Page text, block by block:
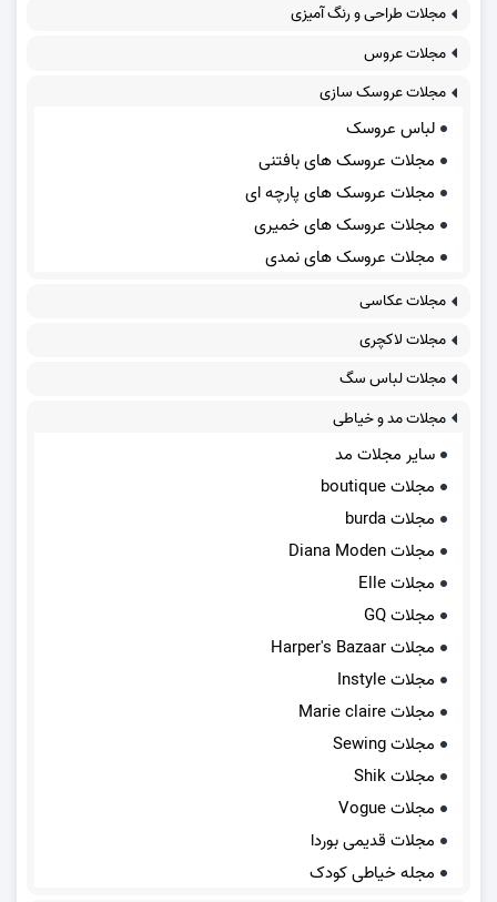
مجلات طراحی و رنگ آمیزی
مجلات عروس
مجلات عروسک سازی
لباس عروسک
مجلات عروسک های بافتنی
مجلات عروسک های پارچه ای
مجلات عروسک های خمیری
مجلات عروسک های نمدی
مجلات عکاسی
مجلات لاکچری
مجلات لباس سگ
مجلات مد و خیاطی
سایر مجلات مد
مجلات boutique
مجلات burda
مجلات Diana Moden
مجلات Elle
مجلات GQ
مجلات Harper's Bazaar
مجلات Instyle
مجلات Marie claire
مجلات Sewing
مجلات Shik
مجلات Vogue
مجلات قدیمی بوردا
مجله خیاطی کودک